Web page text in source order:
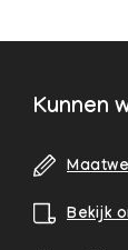
Kunnen
Bekijk